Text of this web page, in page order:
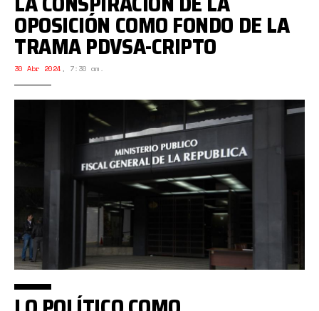
OPOSICIÓN COMO FONDO DE LA
TRAMA PDVSA-CRIPTO
30 Abr 2024 , 7:30 am.